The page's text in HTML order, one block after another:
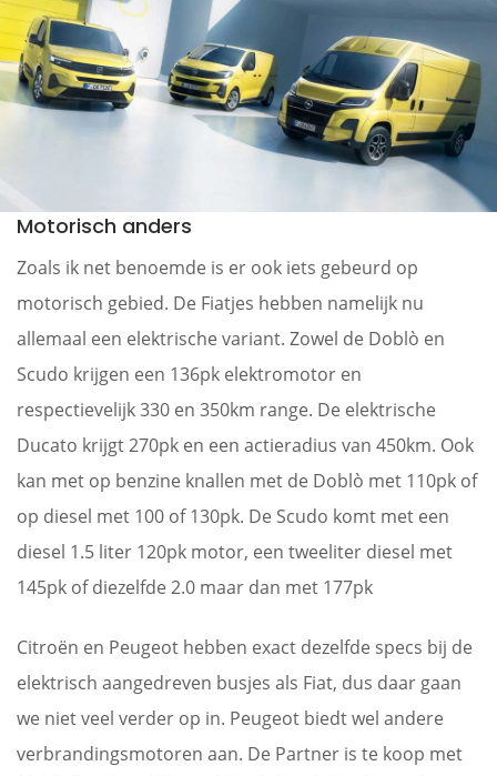
Motorisch anders
Zoals ik net benoemde is er ook iets gebeurd op
motorisch gebied. De Fiatjes hebben namelijk nu
allemaal een elektrische variant. Zowel de Doblò en
Scudo krijgen een 136pk elektromotor en
respectievelijk 330 en 350km range. De elektrische
Ducato krijgt 270pk en een actieradius van 450km. Ook
kan met op benzine knallen met de Doblò met 110pk of
op diesel met 100 of 130pk. De Scudo komt met een
diesel 1.5 liter 120pk motor, een tweeliter diesel met
145pk of diezelfde 2.0 maar dan met 177pk
Citroën en Peugeot hebben exact dezelfde specs bij de
elektrisch aangedreven busjes als Fiat, dus daar gaan
we niet veel verder op in. Peugeot biedt wel andere
verbrandingsmotoren aan. De Partner is te koop met